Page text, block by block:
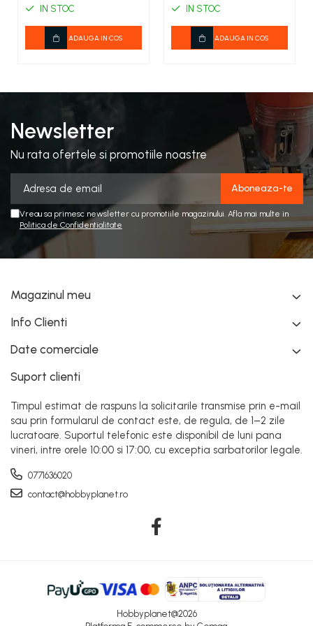
COSTUME PETRECERE ADULTI
COSTUME SI ACCESORII
TRICOURI TEMATICE 3D
IN STOC
ADAUGA IN COS
IN STOC
ADAUGA IN COS
Newsletter
Nu rata ofertele si promotiile noastre
Vreau sa primesc newsletter cu promotiile magazinului. Afla mai multe in
Politica de Confidentialitate
Magazinul meu
Info Clienti
Date comerciale
Suport clienti
Timpul estimat de raspuns la solicitarile transmise prin e-mail
sau prin formularul de contact este, de regula, de 1–2 zile
lucratoare. Suportul telefonic este disponibil de luni pana
vineri, intre orele 10:00 si 17:00, cu exceptia sarbatorilor legale.
0771636020
contact@hobbyplanet.ro
Hobbyplanet@2026